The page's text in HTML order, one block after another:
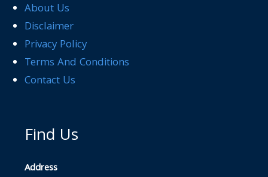
About Us
Disclaimer
Privacy Policy
Terms And Conditions
Contact Us
Find Us
Address